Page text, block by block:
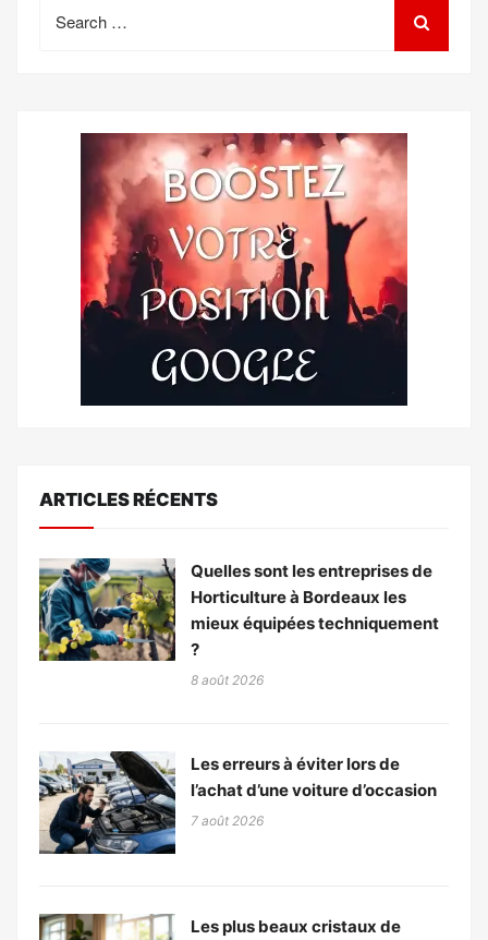
for:
ARTICLES RÉCENTS
Quelles sont les entreprises de
Horticulture à Bordeaux les
mieux équipées techniquement
?
8 août 2026
Les erreurs à éviter lors de
l’achat d’une voiture d’occasion
7 août 2026
Les plus beaux cristaux de